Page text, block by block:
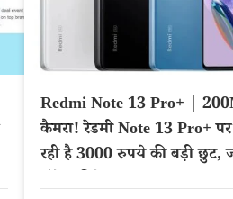
Redmi Note 13 Pro+ |
कैमरा! रेडमी Note 13 Pro+
रही है 3000 रुपये की बड़ी छुट,